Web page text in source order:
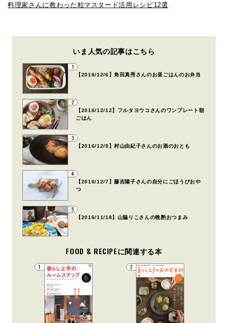
料理家さんに教わった粒マスタード活用レシピ12選
いま人気の記事はこちら
1
【2016/12/6】角田真秀さんのお昼ごはんのお弁当
2
【2016/12/12】フルタヨウコさんのワンプレート朝
ごはん
3
【2016/12/9】村山由紀子さんのお酒のおとも
4
【2016/12/7】藤吉陽子さんの自分にごほうびおや
つ
5
【2016/11/18】山脇りこさんの晩酌おつまみ
FOOD & RECIPEに関連する本
1 2